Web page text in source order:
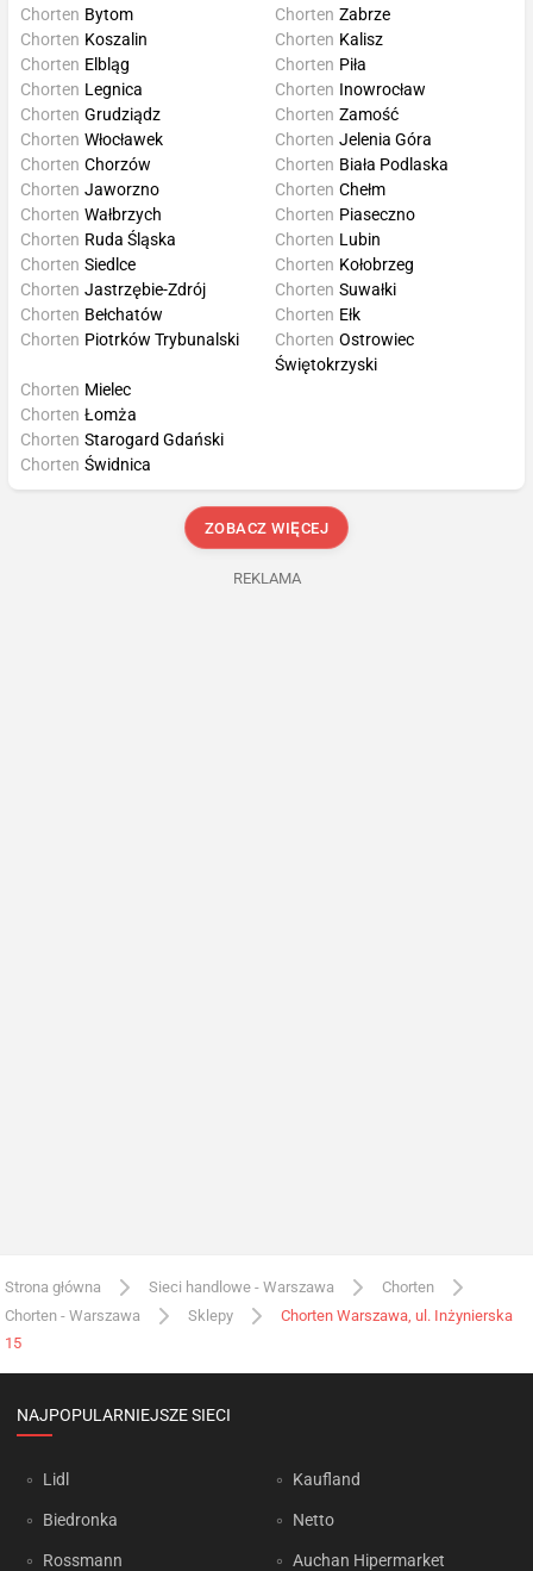
Chorten Bytom
Chorten Koszalin
Chorten Zabrze
Chorten Kalisz
Chorten Elbląg
Chorten Legnica
Chorten Grudziądz
Chorten Włocławek
Chorten Piła
Chorten Inowrocław
Chorten Zamość
Chorten Jelenia Góra
Chorten Chorzów
Chorten Jaworzno
Chorten Wałbrzych
Chorten Ruda Śląska
Chorten Biała Podlaska
Chorten Chełm
Chorten Piaseczno
Chorten Lubin
Chorten Siedlce
Chorten Jastrzębie-Zdrój
Chorten Bełchatów
Chorten Piotrków Trybunalski
Chorten Kołobrzeg
Chorten Suwałki
Chorten Ełk
Chorten Ostrowiec
Świętokrzyski
Chorten Mielec
Chorten Łomża
Chorten Starogard Gdański
Chorten Świdnica
ZOBACZ WIĘCEJ
REKLAMA
Strona główna Sieci handlowe - Warszawa
Chorten
Chorten - Warszawa
Sklepy
Chorten Warszawa, ul. Inżynierska
15
NAJPOPULARNIEJSZE SIECI
Lidl
Biedronka
Rossmann
Kaufland
Netto
Auchan Hipermarket